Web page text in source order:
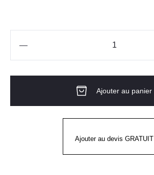
Stone
Ajouter au panier
Ajouter au devis GRATUIT